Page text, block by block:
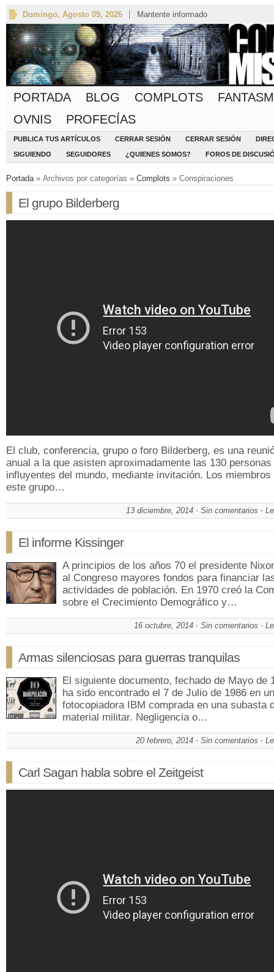
Domingo, Agosto 09, 2026 Mantente informado
PORTADA BLOG COMPLOTS
OVNIS
PROFECÍAS
PUBLICA TUS ARTÍCULOS CERRAR SESIÓN CERRAR SESIÓN
SIGUIENDO SEGUIDORES ¿QUIENES SOMOS? FOROS DE
Portada » Archivos por categorías » Complots » Conspiraciones
El grupo Bilderberg
El club, conferencia, grupo o foro Bilderberg, es una
anual a la que asisten aproximadamente las 130
influyentes del mundo, mediante invitación. Los miembros
este grupo…
13 diciembre, 2014 Sin comentarios
El informe Kissinger
A principios de los años 70 el presidente
al Congreso mayores fondos para financiar
actividades de población. En 1970 creó la
sobre el Crecimiento Demográfico y…
16 octubre, 2014 Sin comentarios
Armas silenciosas para guerras tranquilas
El siguiente documento, fechado de Mayo de
ha sido encontrado el 7 de Julio de 1986 en
fotocopiadora IBM comprada en una subasta
material militar. Negligencia o…
20 febrero, 2014 Sin comentarios
Carl Sagan habla sobre el Zeitgeist